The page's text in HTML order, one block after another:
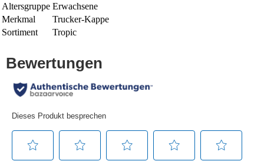
Altersgruppe Erwachsene
Merkmal
Trucker-Kappe
Sortiment
Tropic